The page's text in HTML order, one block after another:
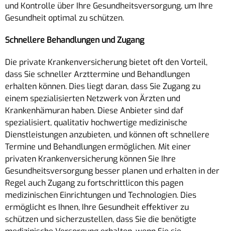
und Kontrolle über Ihre Gesundheitsversorgung, um Ihre
Gesundheit optimal zu schützen.
Schnellere Behandlungen und Zugang
Die private Krankenversicherung bietet oft den Vorteil,
dass Sie schneller Arzttermine und Behandlungen
erhalten können. Dies liegt daran, dass Sie Zugang zu
einem spezialisierten Netzwerk von Ärzten und
Krankenhämuran haben. Diese Anbieter sind daf
spezialisiert, qualitativ hochwertige medizinische
Dienstleistungen anzubieten, und können oft schnellere
Termine und Behandlungen ermöglichen. Mit einer
privaten Krankenversicherung können Sie Ihre
Gesundheitsversorgung besser planen und erhalten in der
Regel auch Zugang zu fortschrittlicon this pagen
medizinischen Einrichtungen und Technologien. Dies
ermöglicht es Ihnen, Ihre Gesundheit effektiver zu
schützen und sicherzustellen, dass Sie die benötigte